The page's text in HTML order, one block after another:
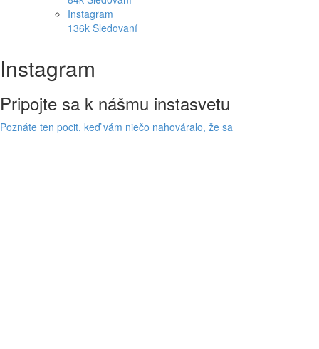
Instagram
136k Sledovaní
Instagram
Pripojte sa k nášmu instasvetu
Poznáte ten pocit, keď vám niečo nahováralo, že sa